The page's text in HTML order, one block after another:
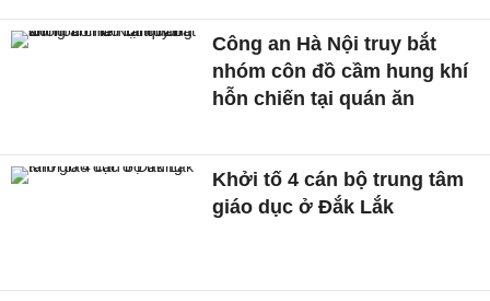
Công an Hà Nội truy bắt
nhóm côn đồ cầm hung khí
hỗn chiến tại quán ăn
Khởi tố 4 cán bộ trung tâm
giáo dục ở Đắk Lắk